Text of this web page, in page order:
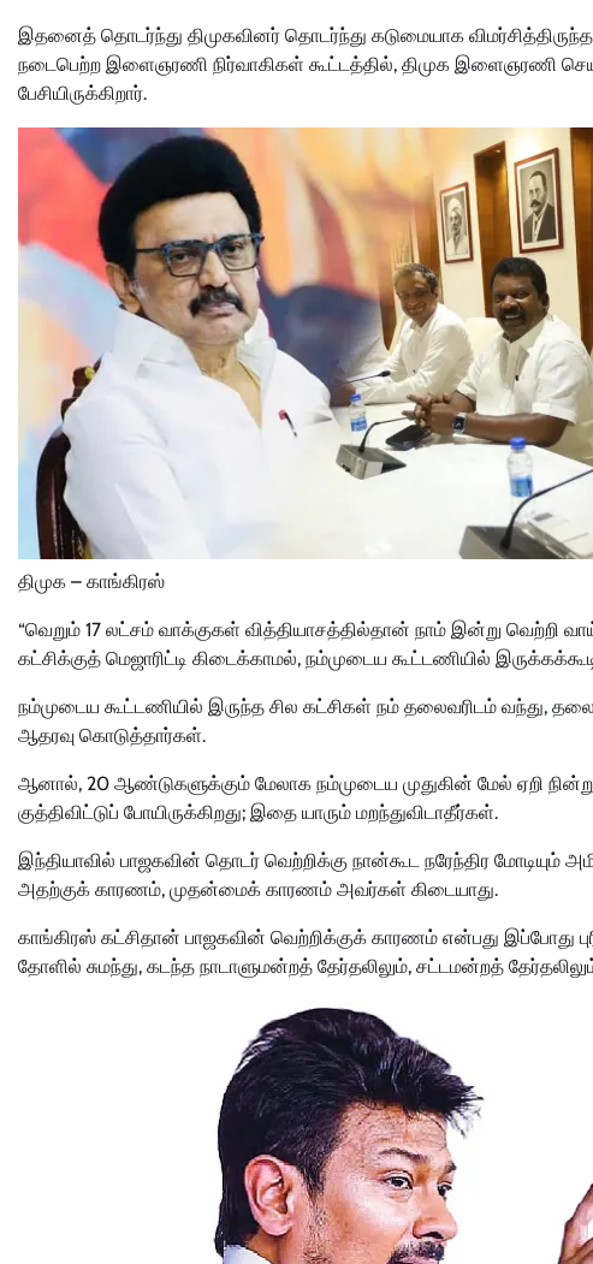
இதனைத் தொடர்ந்து திமுகவினர் தொடர்ந்து கடுமையாக
நடைபெற்ற இளைஞரணி நிர்வாகிகள் கூட்டத்தில், திமுக இளைஞரணி
பேசியிருக்கிறார்.
திமுக – காங்கிரஸ்
“வெறும் 17 லட்சம் வாக்குகள் வித்தியாசத்தில்தான் நாம் இன்று வெற்றி
கட்சிக்குத் மெஜாரிட்டி கிடைக்காமல், நம்முடைய கூட்டணியில்
நம்முடைய கூட்டணியில் இருந்த சில கட்சிகள் நம் தலைவரிடம் வந்து,
ஆதரவு கொடுத்தார்கள்.
ஆனால், 20 ஆண்டுகளுக்கும் மேலாக நம்முடைய முதுகின் மேல் ஏறி
குத்திவிட்டுப் போயிருக்கிறது; இதை யாரும் மறந்துவிடாதீர்கள்.
இந்தியாவில் பாஜகவின் தொடர் வெற்றிக்கு நான்கூட நரேந்திர
அதற்குக் காரணம், முதன்மைக் காரணம் அவர்கள் கிடையாது.
காங்கிரஸ் கட்சிதான் பாஜகவின் வெற்றிக்குக் காரணம் என்பது இப்போது
தோளில் சுமந்து, கடந்த நாடாளுமன்றத் தேர்தலிலும், சட்டமன்றத்